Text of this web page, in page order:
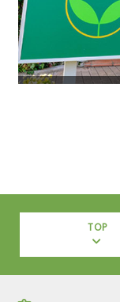
TOP